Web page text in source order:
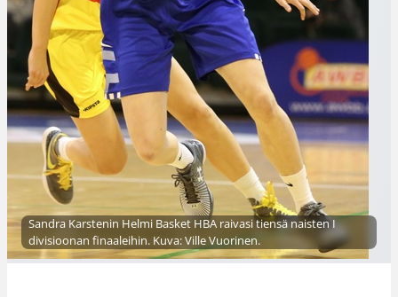
Sandra Karstenin Helmi Basket HBA raivasi tiensä naisten I
divisioonan finaaleihin. Kuva: Ville Vuorinen.